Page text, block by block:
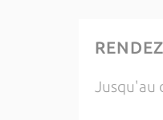
Jusqu'au